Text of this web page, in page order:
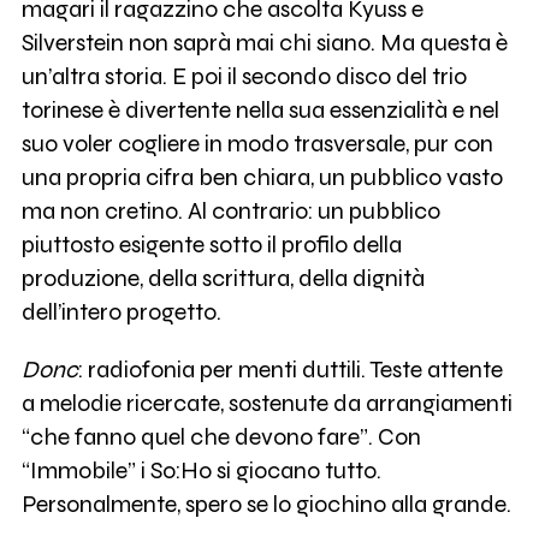
magari il ragazzino che ascolta Kyuss e
Silverstein non saprà mai chi siano. Ma questa è
un’altra storia. E poi il secondo disco del trio
torinese è divertente nella sua essenzialità e nel
suo voler cogliere in modo trasversale, pur con
una propria cifra ben chiara, un pubblico vasto
ma non cretino. Al contrario: un pubblico
piuttosto esigente sotto il profilo della
produzione, della scrittura, della dignità
dell’intero progetto.
Donc: radiofonia per menti duttili. Teste attente
a melodie ricercate, sostenute da arrangiamenti
“che fanno quel che devono fare”. Con
“Immobile” i So:Ho si giocano tutto.
Personalmente, spero se lo giochino alla grande.